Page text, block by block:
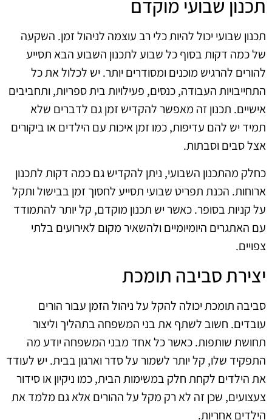
תכנון שבועי מוקדם
תכנון שבועי יכול להיות כלי רב עוצמה לניהול זמן. השקעה
של כמה דקות בסוף כל שבוע לתכנון השבוע הבא תסייע
להורים להרגיש מוכנים ומסודרים יותר. יש לכלול את כל
התחייבויות העבודה, כנסים, פעילויות בית ספריות, ותחביבים
אישיים. תכנון זה מאפשר להקדיש זמן גם לדברים שלא
תמיד יש להם עדיפות, כמו זמן איכות עם הילדים או ביקורים
אצל סבים וסבתות.
כחלק מהתכנון השבועי, ניתן להקדיש גם כמה דקות לתכנון
ארוחות. הכנת תפריט שבועי תסייע לחסוך זמן בבישול ותקל
על קניות בסופר. כאשר יש תכנון מוקדם, קל יותר להתמודד
עם האתגרים היומיומיים ולהשאיר מקום לאירועים בלתי
צפויים.
יצירת סביבה תומכת
סביבה תומכת יכולה להקל על ניהול הזמן עבור הורים
עובדים. חשוב לשתף את בני המשפחה בתהליך וליצור
תחושת שותפות. כאשר כל אחד מבני המשפחה יודע מה
התפקיד שלו, קל יותר לשמור על סדר וארגון בבית. יש לעודד
את הילדים לקחת חלק במשימות הבית, כמו ניקיון או סידור
צעצועים, שכן זה לא רק מקל על ההורים אלא גם מלמד את
הילדים אחריות.